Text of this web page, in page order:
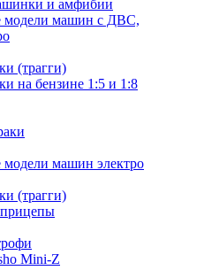
и амфибии
модели машин с ДВС,
(трагги)
на бензине 1:5 и 1:8
модели машин электро
(трагги)
Mini-Z